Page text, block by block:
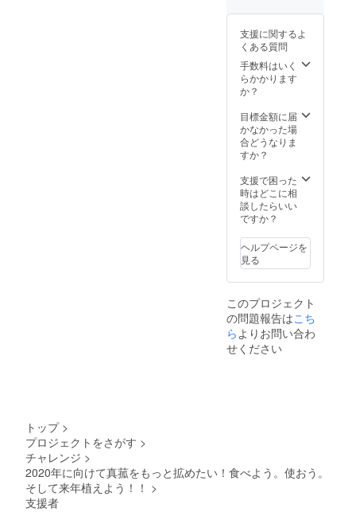
・真
菰の塩
キンピ
ラ
などな
菰の炊
き込み
ご飯や
でし
た。
さらに
を増や
催しま
すので
ご期待
くださ
い！
※流
し処 市
や行き
ラダ
・真
菰と旬
野菜を
蒸して
ルと天
日塩で
水蛸と
シャキ
シャキ
真菰の
的和え
・真
菰の塩
ラ
などな
ど。こ
さらに
回は下
地で風
に揺れ
ながら
育った
を綯っ
ていき
ます。
けは 相
模川沿
いの田
園地
然栽培
育ちの
稲穂を
ご用意
す。 形
は関東
でメ
ジャー
な丸型
を選ん
里駅か
約８
分・参
加の方
に個別
でお知
ます）
藁綯い
（なわ
ない）
がらの
手仕
事。 稲
作とも
関係に
ありま
す。 今
回は下
地で風
に揺れ
ながら
育った
真菰を
いの田
園地
支援に関するよ
くある質問
手数料はいく
らかかります
か？
目標金額に届
かなかった場
合どうなりま
すか？
支援で困った
時はどこに相
談したらいい
ですか？
ヘルプページを
見る
このプロジェクト
の問題報告はこち
ら よりお問い合わ
せください
トップ >
プロジェクトをさがす >
チャレンジ >
2020年に向けて真菰をもっと拡めたい！食べよう。使おう。
そして来年植えよう！！ >
支援者